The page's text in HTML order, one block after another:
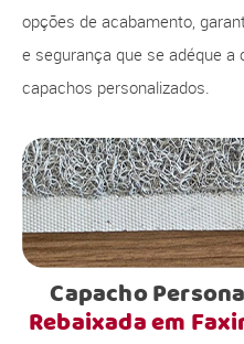
opções de acabamento,
e segurança que se adéque a
capachos personalizados.
Capacho
Rebaixada em